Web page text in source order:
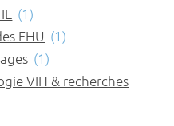
(1)
FHU (1)
(1)
VIH & recherches